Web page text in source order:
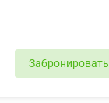
Забронировать